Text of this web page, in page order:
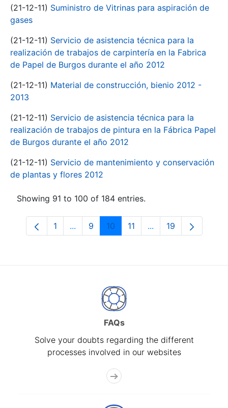
(21-12-11) Suministro de Vitrinas para aspiración de
gases
(21-12-11) Servicio de asistencia técnica para la
realización de trabajos de carpintería en la Fabrica
de Papel de Burgos durante el año 2012
(21-12-11) Material de construcción, bienio 2012 -
2013
(21-12-11) Servicio de asistencia técnica para la
realización de trabajos de pintura en la Fábrica Papel
de Burgos durante el año 2012
(21-12-11) Servicio de mantenimiento y conservación
de plantas y flores 2012
Showing 91 to 100 of 184 entries.
Page
1 ...Intermediate Pages Use TAB to
Page
9 Page
10 Page
11 ...Intermediate Pages
Page
19
FAQs
Solve your doubts regarding the different
processes involved in our websites